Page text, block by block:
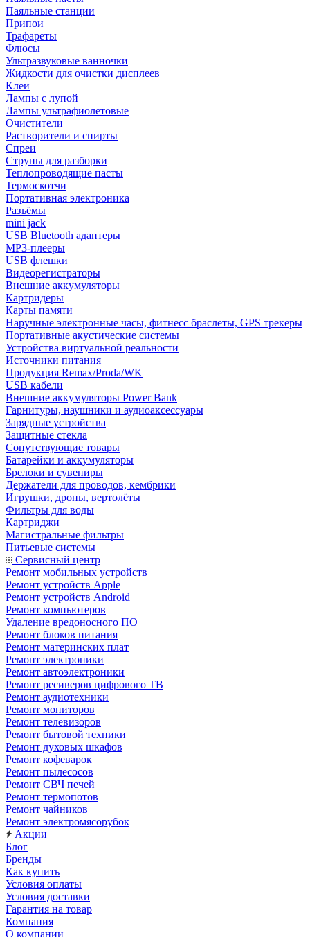
Паяльные станции
Припои
Трафареты
Флюсы
Ультразвуковые ванночки
Жидкости для очистки дисплеев
Клеи
Лампы с лупой
Лампы ультрафиолетовые
Очистители
Растворители и спирты
Спреи
Струны для разборки
Теплопроводящие пасты
Термоскотчи
Портативная электроника
Разъёмы
mini jack
USB Bluetooth адаптеры
MP3-плееры
USB флешки
Видеорегистраторы
Внешние аккумуляторы
Картридеры
Карты памяти
Наручные электронные часы, фитнесс браслеты, GPS трекеры
Портативные акустические системы
Устройства виртуальной реальности
Источники питания
Продукция Remax/Proda/WK
USB кабели
Внешние аккумуляторы Power Bank
Гарнитуры, наушники и аудиоаксессуары
Зарядные устройства
Защитные стекла
Сопутствующие товары
Батарейки и аккумуляторы
Брелоки и сувениры
Держатели для проводов, кембрики
Игрушки, дроны, вертолёты
Фильтры для воды
Картриджи
Магистральные фильтры
Питьевые системы
Сервисный центр
Ремонт мобильных устройств
Ремонт устройств Apple
Ремонт устройств Android
Ремонт компьютеров
Удаление вредоносного ПО
Ремонт блоков питания
Ремонт материнских плат
Ремонт электроники
Ремонт автоэлектроники
Ремонт ресиверов цифрового ТВ
Ремонт аудиотехники
Ремонт мониторов
Ремонт телевизоров
Ремонт бытовой техники
Ремонт духовых шкафов
Ремонт кофеварок
Ремонт пылесосов
Ремонт СВЧ печей
Ремонт термопотов
Ремонт чайников
Ремонт электромясорубок
Акции
Блог
Бренды
Как купить
Условия оплаты
Условия доставки
Гарантия на товар
Компания
О компании